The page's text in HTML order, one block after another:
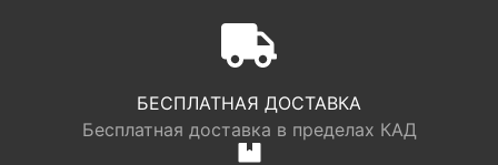
БЕСПЛАТНАЯ ДОСТАВКА
Бесплатная доставка в пределах КАД